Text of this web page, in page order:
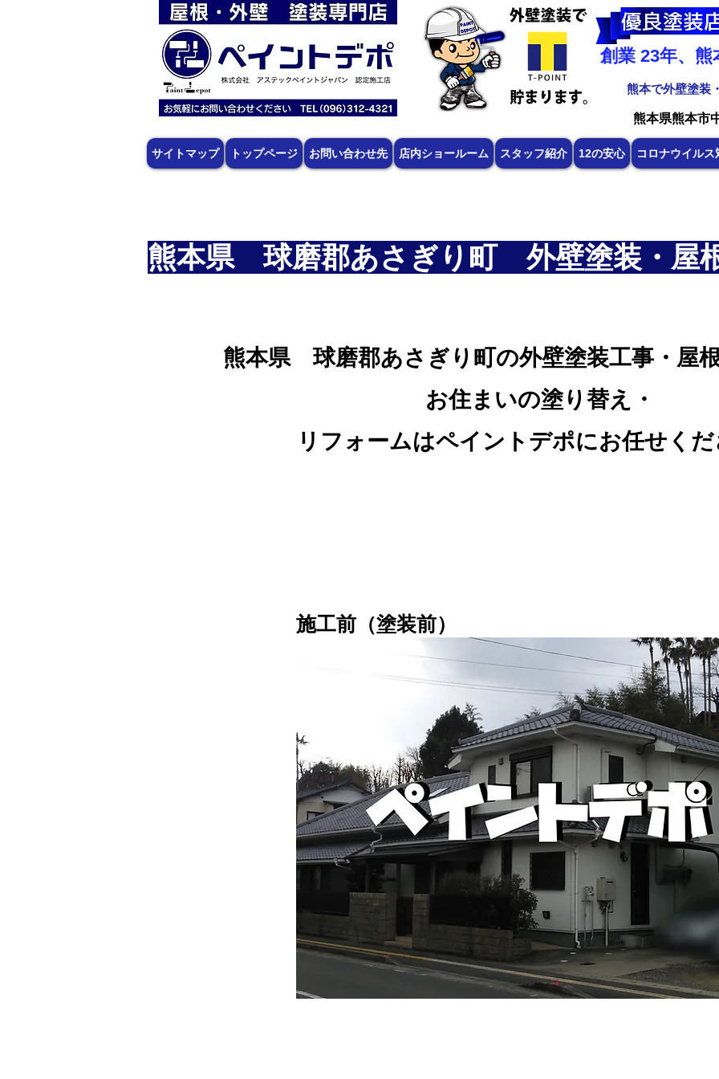
創業 23年、
熊本で外壁塗装
熊本県熊本市
サイトマップ トップページ お問い合わせ先 店内ショールーム スタッフ紹介 12の安心 コロナウイルス
熊本県 球磨郡あさぎり町 外壁塗装・屋
熊本県 球磨郡あさぎり町の外壁塗装工事・屋
お住まいの塗り替え・
リフォームはペイントデポにお任せく
施工前（塗装前）